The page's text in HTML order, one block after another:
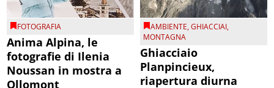
FOTOGRAFIA
Anima Alpina, le
fotografie di Ilenia
Noussan in mostra a
Ollomont
AMBIENTE,GHIACCIAI,
MONTAGNA
Ghiacciaio
Planpincieux,
riapertura diurna